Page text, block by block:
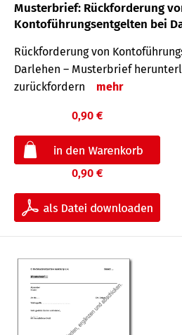
Musterbrief: Rückforderung
Kontoführungsentgelten bei
Rückforderung von
Darlehen – Musterbrief
zurückfordern
mehr
0,90 €
0,90 €